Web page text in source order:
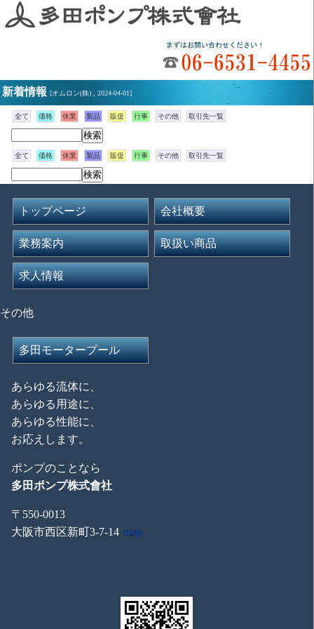
新着情報[オムロン(株) , 2024-04-01]
全て 価格 休業 製品 販促 行事 その他 取引先一覧
全て 価格 休業 製品 販促 行事 その他 取引先一覧
トップページ 会社概要
業務案内 取扱い商品
求人情報
その他
多田モータープール
あらゆる流体に、
あらゆる用途に、
あらゆる性能に、
お応えします。
ポンプのことなら
多田ポンプ株式會社
〒550-0013
大阪市西区新町3-7-14 map